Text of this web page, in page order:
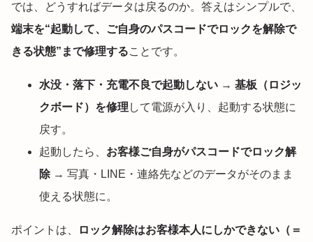
では、どうすればデータは戻るのか。答えはシンプルで、
端末を“起動して、ご自身のパスコードでロックを解除で
きる状態”まで修理することです。
水没・落下・充電不良で起動しない → 基板（ロジッ
クボード）を修理 して電源が入り、起動する状態に
戻す。
起動したら、 お客様ご自身がパスコードでロック解
除→ 写真・LINE・連絡先などのデータがそのまま
使える状態に。
ポイントは、
ロック解除はお客様本人にしかできない（＝